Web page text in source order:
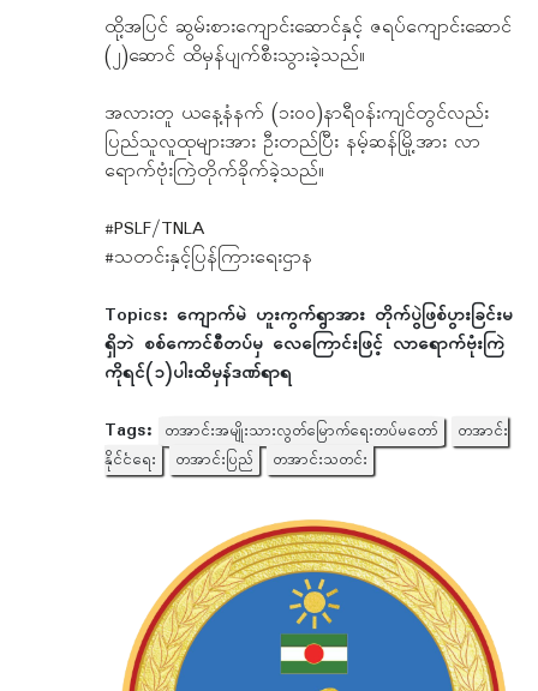
ထို့အပြင် ဆွမ်းစားကျောင်းဆောင်နှင့် ဇရပ်ကျောင်းဆောင်
(၂)ဆောင် ထိမှန်ပျက်စီးသွားခဲ့သည်။
အလားတူ ယနေ့နံနက် (၁း၀၀)နာရီဝန်းကျင်တွင်လည်း
ပြည်သူလူထုများအား ဦးတည်ပြီး နမ့်ဆန်မြို့အား လာ
ရောက်ဗုံးကြဲတိုက်ခိုက်ခဲ့သည်။
#PSLF/TNLA
#သတင်းနှင့်ပြန်ကြားရေးဌာန
Topics:ကျောက်မဲ ဟူးကွက်ရွာအား တိုက်ပွဲဖြစ်ပွားခြင်းမ
ရှိဘဲ စစ်ကောင်စီတပ်မှ လေကြောင်းဖြင့် လာရောက်ဗုံးကြဲ
ကိုရင်(၁)ပါးထိမှန်ဒဏ်ရာရ
Tags:
တအာင်းအမျိုးသားလွတ်မြောက်ရေးတပ်မတော်
တအာင်း
နိုင်ငံရေး
တအာင်းပြည် တအာင်းသတင်း